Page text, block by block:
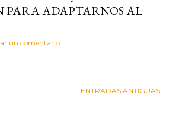
PARA ADAPTARNOS AL
un comentario
ENTRADAS ANTIGUAS